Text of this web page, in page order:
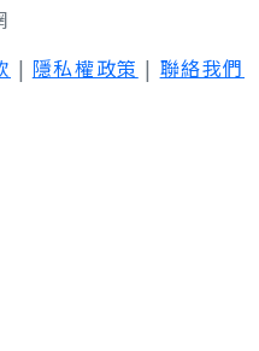
| 隱私權政策 | 聯絡我們